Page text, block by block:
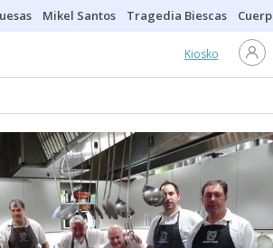
Mikel Santos Tragedia Biescas
Kiosko